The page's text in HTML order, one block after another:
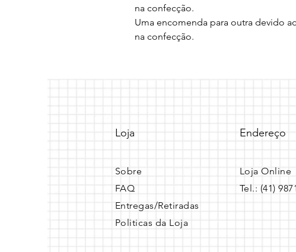
na confecção.
Uma encomenda para outra devido
na confecção.
Loja
Sobre
FAQ
Entregas/Retiradas
Politicas da Loja
Endereço
Loja Online
Tel.: (41)